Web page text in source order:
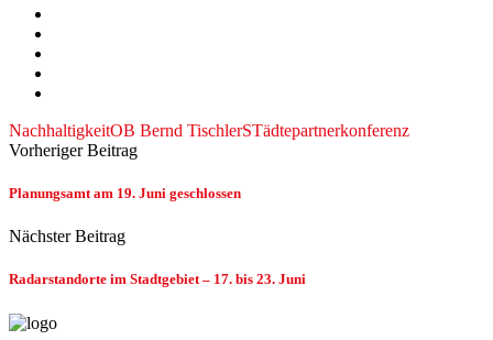
NachhaltigkeitOB Bernd TischlerSTädtepartnerkonferenz
Vorheriger Beitrag
Planungsamt am 19. Juni geschlossen
Nächster Beitrag
Radarstandorte im Stadtgebiet – 17. bis 23. Juni